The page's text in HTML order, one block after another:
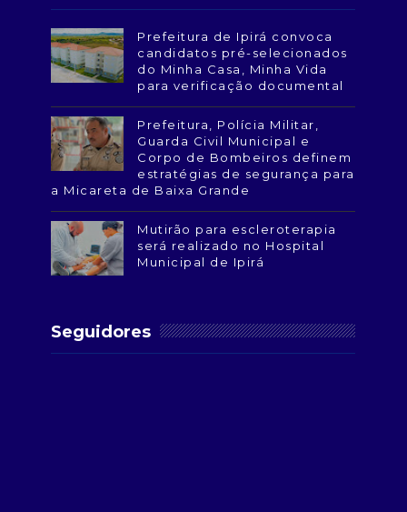
Prefeitura de Ipirá convoca
candidatos pré-selecionados
do Minha Casa, Minha Vida
para verificação documental
Prefeitura, Polícia Militar,
Guarda Civil Municipal e
Corpo de Bombeiros definem
estratégias de segurança para
a Micareta de Baixa Grande
Mutirão para escleroterapia
será realizado no Hospital
Municipal de Ipirá
Seguidores